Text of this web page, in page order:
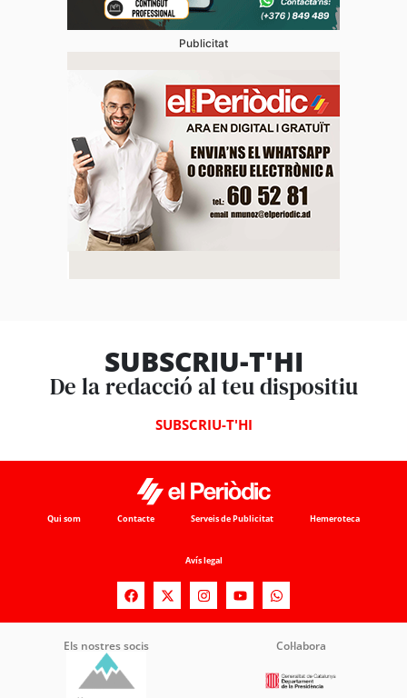
Publicitat
SUBSCRIU-T'HI
De la redacció al teu dispositiu
SUBSCRIU-T'HI
Qui som Contacte Serveis de Publicitat Hemeroteca
Avís legal
Els nostres socis Col·labora